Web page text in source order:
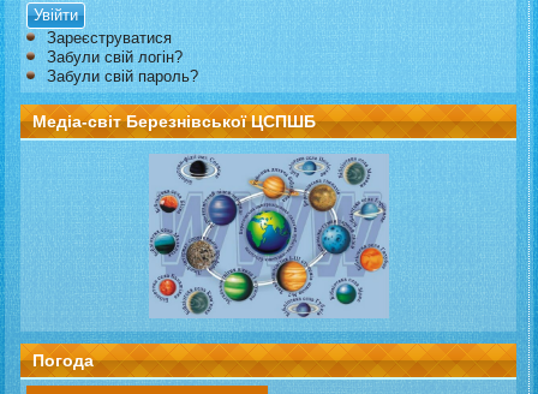
Увійти
Зареєструватися
Забули свій логін?
Забули свій пароль?
Медіа-світ Березнівської ЦСПШБ
Погода